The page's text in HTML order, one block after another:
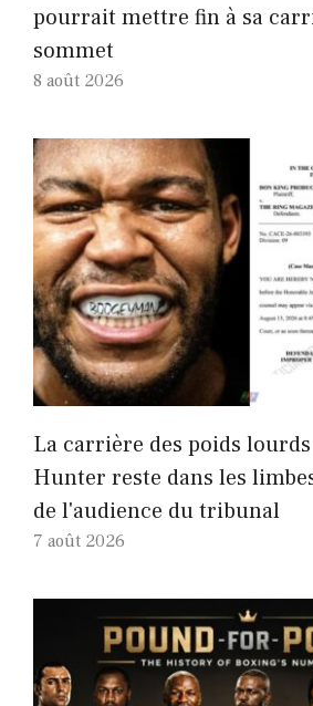
pourrait mettre fin à sa
sommet
8 août 2026
La carrière des poids
Hunter reste dans les
de l'audience du tribunal
7 août 2026